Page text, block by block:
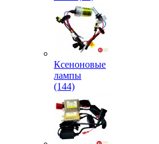
Ксеноновые
лампы
(144)